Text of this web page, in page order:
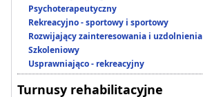
Psychoterapeutyczny
Rekreacyjno - sportowy i sportowy
Rozwijający zainteresowania i uzdolnienia
Szkoleniowy
Usprawniająco - rekreacyjny
Turnusy rehabilitacyjne